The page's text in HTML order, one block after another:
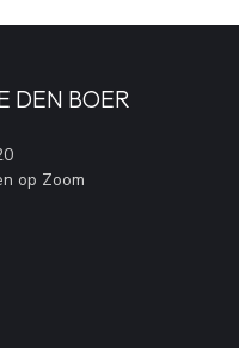
DEN BOER
op Zoom